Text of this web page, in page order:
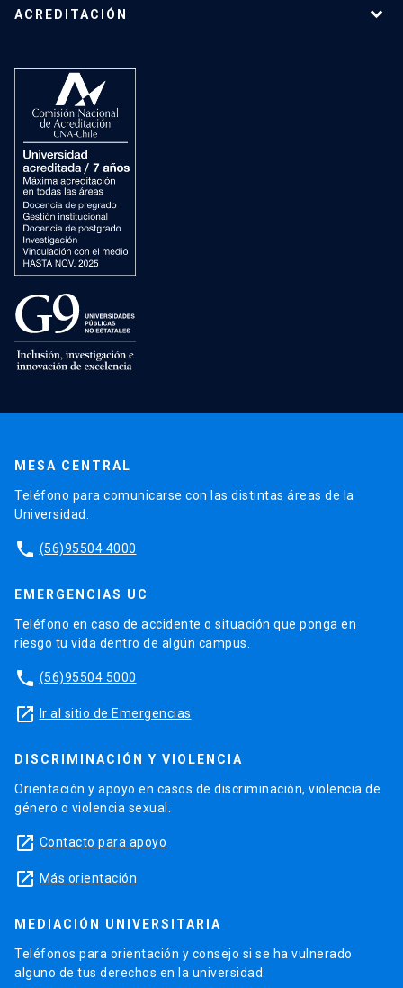
ACREDITACIÓN
MESA CENTRAL
Teléfono para comunicarse con las distintas áreas de la
Universidad.
phone (56)95504 4000
EMERGENCIAS UC
Teléfono en caso de accidente o situación que ponga en
riesgo tu vida dentro de algún campus.
phone (56)95504 5000
launch Ir al sitio de Emergencias
DISCRIMINACIÓN Y VIOLENCIA
Orientación y apoyo en casos de discriminación, violencia de
género o violencia sexual.
launch Contacto para apoyo
launch Más orientación
MEDIACIÓN UNIVERSITARIA
Teléfonos para orientación y consejo si se ha vulnerado
alguno de tus derechos en la universidad.